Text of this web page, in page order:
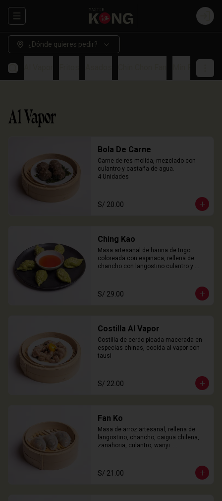
Abrir menu de navegación Login
¿Dónde quieres pedir?
Al Vapor
Bola De Carne
Carne de res molida, mezclado con
culantro y castaña de agua.
4 Unidades
S/ 20.00
Ching Kao
Masa artesanal de harina de trigo
coloreada con espinaca, rellena de
chancho con langostino culantro y
S/ 29.00
Costilla Al Vapor
Costilla de cerdo picada macerada en
especias chinas, cocida al vapor con
tausi
S/ 22.00
Fan Ko
Masa de arroz artesanal, rellena de
langostino, chancho, caigua chilena,
zanahoria, culantro, wanyi.
S/ 21.00